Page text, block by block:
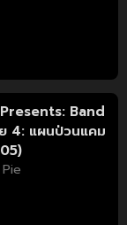
Band
4: แผนป่วนแคม